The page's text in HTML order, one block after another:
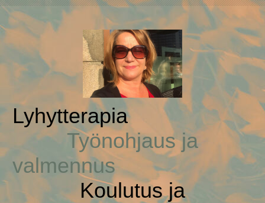
Työnohjaus ja
valmennus
Koulutus ja